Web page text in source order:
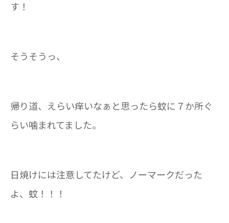
す！
そうそうっ、
帰り道、えらい痒いなぁと思ったら蚊に７か所ぐ
らい噛まれてました。
日焼けには注意してたけど、ノーマークだった
よ、蚊！！！